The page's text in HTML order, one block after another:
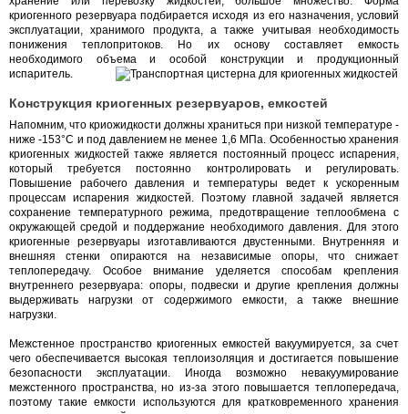
криогенного резервуара подбирается исходя из его назначения, условий
эксплуатации, хранимого продукта, а также учитывая необходимость
понижения теплопритоков. Но их основу составляет емкость
необходимого объема и особой конструкции и продукционный
испаритель.
Конструкция криогенных резервуаров, емкостей
Напомним, что криожидкости должны храниться при низкой температуре -
ниже -153°С и под давлением не менее 1,6 МПа. Особенностью хранения
криогенных жидкостей также является постоянный процесс испарения,
который требуется постоянно контролировать и регулировать.
Повышение рабочего давления и температуры ведет к ускоренным
процессам испарения жидкостей. Поэтому главной задачей является
сохранение температурного режима, предотвращение теплообмена с
окружающей средой и поддержание необходимого давления. Для этого
криогенные резервуары изготавливаются двустенными. Внутренняя и
внешняя стенки опираются на независимые опоры, что снижает
теплопередачу. Особое внимание уделяется способам крепления
внутреннего резервуара: опоры, подвески и другие крепления должны
выдерживать нагрузки от содержимого емкости, а также внешние
нагрузки.
Межстенное пространство криогенных емкостей вакуумируется, за счет
чего обеспечивается высокая теплоизоляция и достигается повышение
безопасности эксплуатации. Иногда возможно невакуумирование
межстенного пространства, но из-за этого повышается теплопередача,
поэтому такие емкости используются для кратковременного хранения